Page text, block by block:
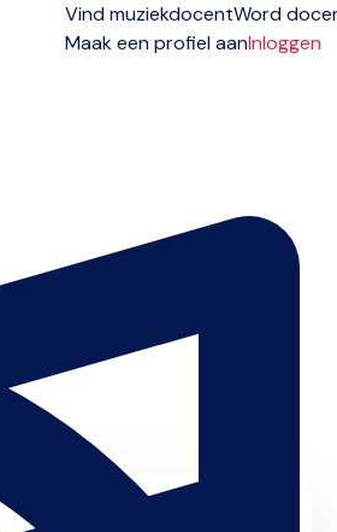
Vind muziekdocentWord
Maak een profiel aanInloggen